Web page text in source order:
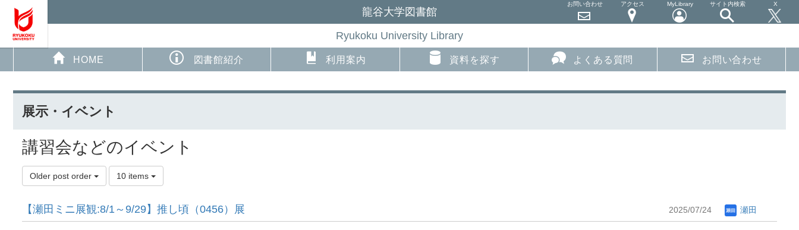
龍谷大学図書館
Ryukoku University Library
お問い合わせ アクセス MyLibrary サイト内検索 X
HOME 図書館紹介 利用案内 資料を探す よくある質問 お問い合わせ
展示・イベント
講習会などのイベント
Older post order 10 items
【瀬田ミニ展観:8/1～9/29】推し頃（0456）展 2025/07/24 瀬田